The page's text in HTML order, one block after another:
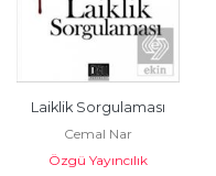
Laiklik Sorgulaması
Cemal Nar
Özgü Yayıncılık